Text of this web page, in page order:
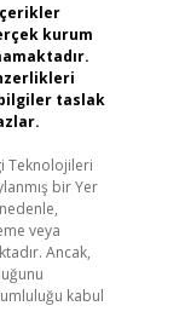
kurum
taslak
Teknolojileri
bir Yer
veya
Ancak,
kabul